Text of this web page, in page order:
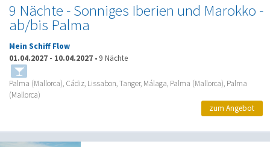
9 Nächte - Sonniges Iberien und Marokko -
ab/bis Palma
Mein Schiff Flow
01.04.2027 - 10.04.2027 • 9 Nächte
Palma (Mallorca), Cádiz, Lissabon, Tanger, Málaga, Palma (Mallorca), Palma
(Mallorca)
zum Angebot